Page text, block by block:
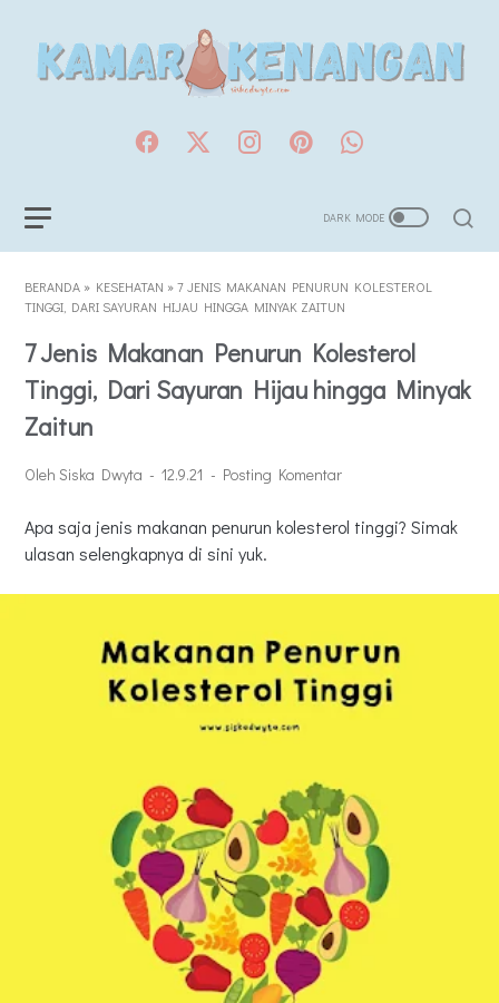
BERANDA » KESEHATAN »7 JENIS MAKANAN PENURUN KOLESTEROL
TINGGI, DARI SAYURAN HIJAU HINGGA MINYAK ZAITUN
7 Jenis Makanan Penurun Kolesterol
Tinggi, Dari Sayuran Hijau hingga Minyak
Zaitun
Oleh Siska Dwyta 12.9.21 Posting Komentar
Apa saja jenis makanan penurun kolesterol tinggi? Simak
ulasan selengkapnya di sini yuk.